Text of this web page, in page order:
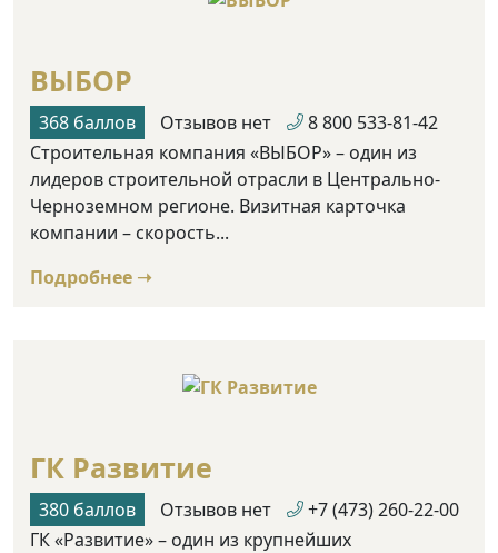
ВЫБОР
368 баллов Отзывов нет
8 800 533-81-42
Строительная компания «ВЫБОР» – один из
лидеров строительной отрасли в Центрально-
Черноземном регионе. Визитная карточка
компании – скорость...
Подробнее ➝
ГК Развитие
380 баллов Отзывов нет
+7 (473) 260-22-00
ГК «Развитие» – один из крупнейших